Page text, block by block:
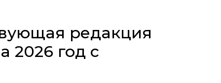
редакция
2026 год с